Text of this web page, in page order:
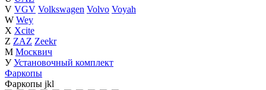
V VGV Volkswagen Volvo Voyah
W Wey
X Xcite
Z ZAZ Zeekr
М Москвич
У Установочный комплект
Фаркопы
Фаркопы jkl